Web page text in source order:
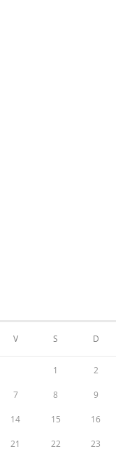
V S D
1 2
7 8 9
14 15 16
21 22 23